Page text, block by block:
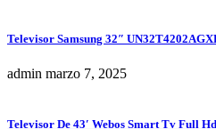
Televisor Samsung 32″
admin marzo 7, 2025
Televisor De 43′ Webos Smart Tv Full